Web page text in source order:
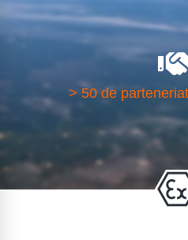
> 50 de